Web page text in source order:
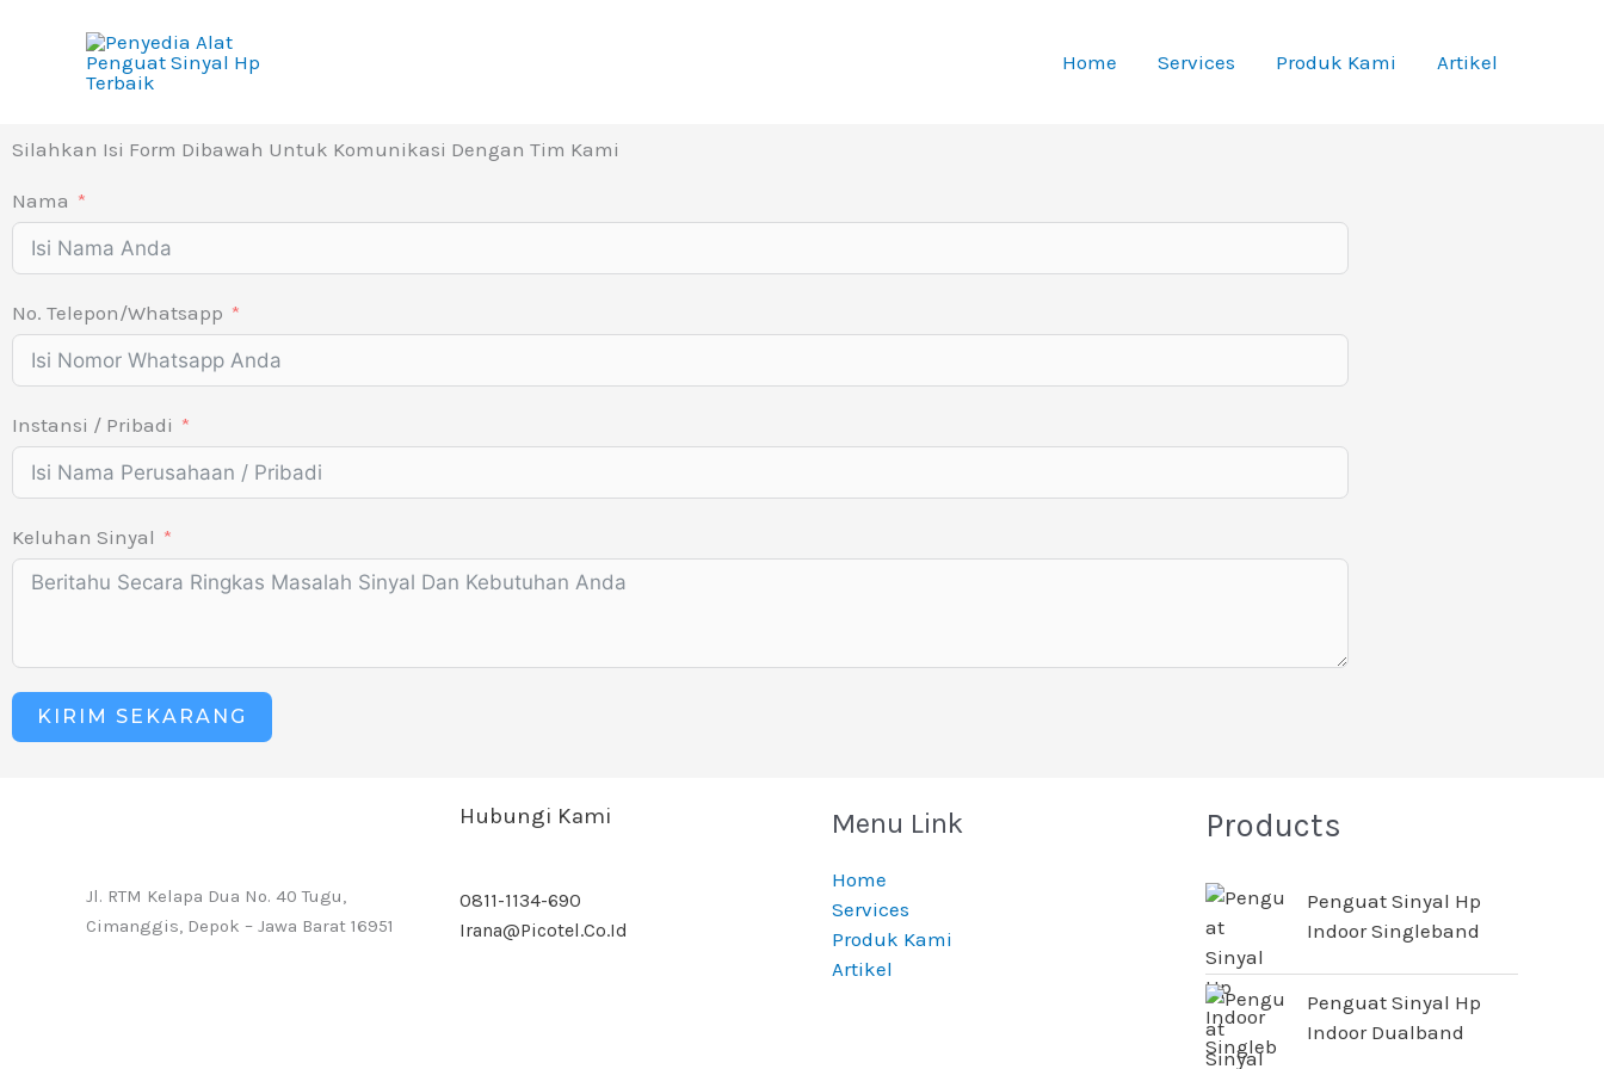
Home Services Produk Kami Artikel
Silahkan Isi Form Dibawah Untuk Komunikasi Dengan Tim Kami
Nama
No. Telepon/Whatsapp
Instansi / Pribadi
Keluhan Sinyal
KIRIM SEKARANG
Jl. RTM Kelapa Dua No. 40 Tugu,
Cimanggis, Depok – Jawa Barat 16951
Hubungi Kami
0811-1134-690
Irana@picotel.co.id
Menu Link
Home
Services
Produk Kami
Artikel
Products
Penguat Sinyal Hp
Indoor Singleband
Penguat Sinyal Hp
Indoor Dualband